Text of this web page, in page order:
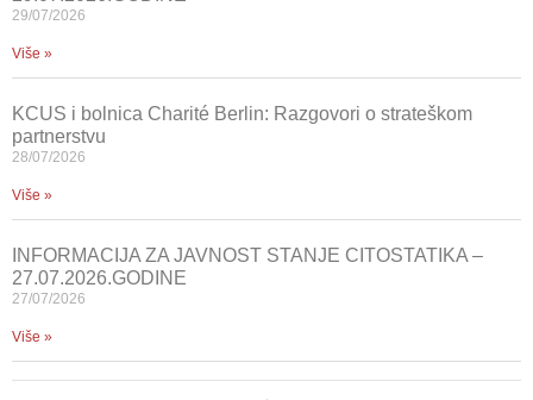
29/07/2026
Više »
KCUS i bolnica Charité Berlin: Razgovori o strateškom
partnerstvu
28/07/2026
Više »
INFORMACIJA ZA JAVNOST STANJE CITOSTATIKA –
27.07.2026.GODINE
27/07/2026
Više »